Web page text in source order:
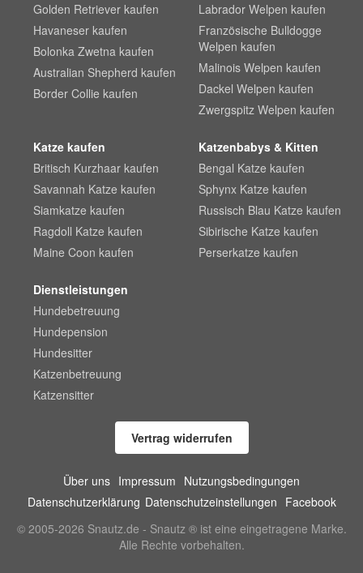
Golden Retriever kaufen
Havaneser kaufen
Bolonka Zwetna kaufen
Australian Shepherd kaufen
Border Collie kaufen
Labrador Welpen kaufen
Französische Bulldogge
Welpen kaufen
Malinois Welpen kaufen
Dackel Welpen kaufen
Zwergspitz Welpen kaufen
Katze kaufen
Britisch Kurzhaar kaufen
Savannah Katze kaufen
Siamkatze kaufen
Ragdoll Katze kaufen
Maine Coon kaufen
Katzenbabys & Kitten
Bengal Katze kaufen
Sphynx Katze kaufen
Russisch Blau Katze kaufen
Sibirische Katze kaufen
Perserkatze kaufen
Dienstleistungen
Hundebetreuung
Hundepension
Hundesitter
Katzenbetreuung
Katzensitter
Vertrag widerrufen
Über uns Impressum Nutzungsbedingungen
Datenschutzerklärung Datenschutzeinstellungen Facebook
© 2005-2026 Snautz.de - Snautz ® ist eine eingetragene Marke.
Alle Rechte vorbehalten.